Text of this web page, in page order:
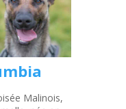
Malinois,